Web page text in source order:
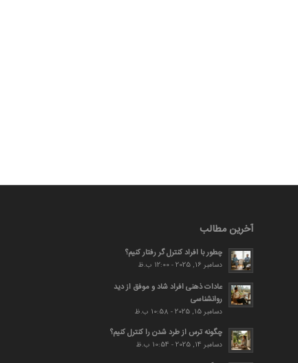
آخرین مطالب
چطور با افراد کنترل گر رفتار کنیم؟
دسامبر 16, 2025 - 12:00 ب.ظ
عادات ذهنی افراد شاد و موفق از دید
روانشناسی
دسامبر 15, 2025 - 10:58 ب.ظ
چگونه ترس از طرد شدن را کنترل کنیم؟
دسامبر 14, 2025 - 10:54 ب.ظ